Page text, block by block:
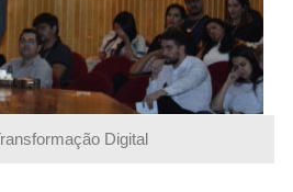
Digital